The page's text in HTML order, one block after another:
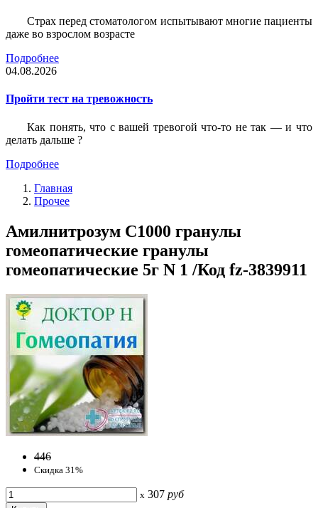
Страх перед стоматологом испытывают многие пациенты
даже во взрослом возрасте
Подробнее
04.08.2026
Пройти тест на тревожность
Как понять, что с вашей тревогой что-то не так — и что
делать дальше ?
Подробнее
Главная
Прочее
Амилнитрозум С1000 гранулы
гомеопатические гранулы
гомеопатические 5г N 1 /Код fz-3839911
446
Скидка 31%
x 307 руб